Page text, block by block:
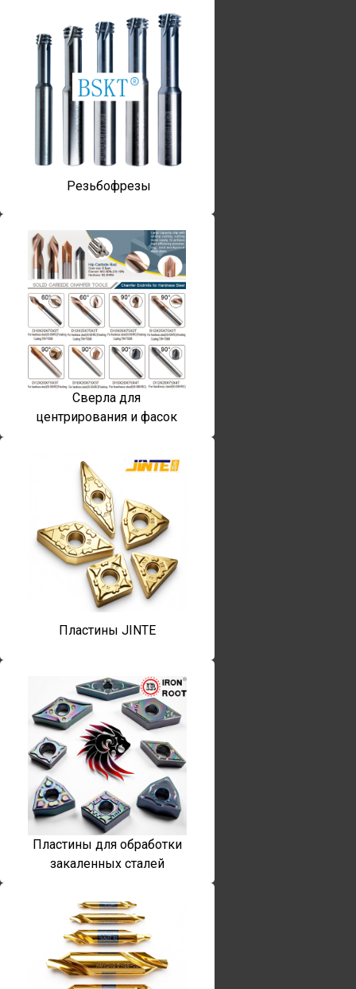
Резьбофрезы
Сверла для
центрирования и фасок
Пластины JINTE
Пластины для обработки
закаленных сталей